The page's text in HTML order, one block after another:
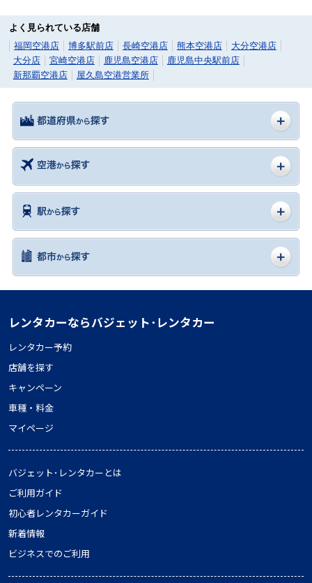
よく見られている店舗
福岡空港店
博多駅前店 長崎空港店 熊本空港店
大分空港店
大分店
宮崎空港店 鹿児島空港店
鹿児島中央駅前店
新那覇空港店
屋久島空港営業所
レンタカーならバジェット･レンタカー
レンタカー予約
店舗を探す
キャンペーン
車種・料金
マイページ
バジェット･レンタカーとは
ご利用ガイド
初心者レンタカーガイド
新着情報
ビジネスでのご利用